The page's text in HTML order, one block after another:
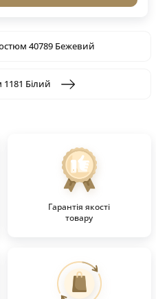
40789 Бежевий
Білий
Гарантія якості
товару